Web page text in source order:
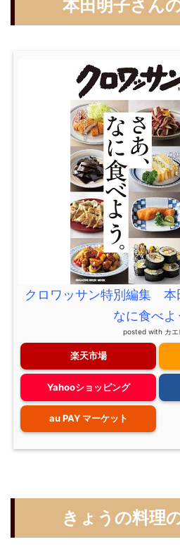
本田明子さん
クロワッサン特別編集 本
なに食べよ
posted with カ
楽天市場
Yahooショッピング
au PAY マーケット
きょうの料理